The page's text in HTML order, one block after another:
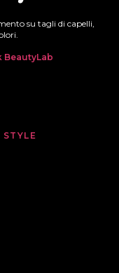
su tagli di capelli,
BeautyLab
STYLE